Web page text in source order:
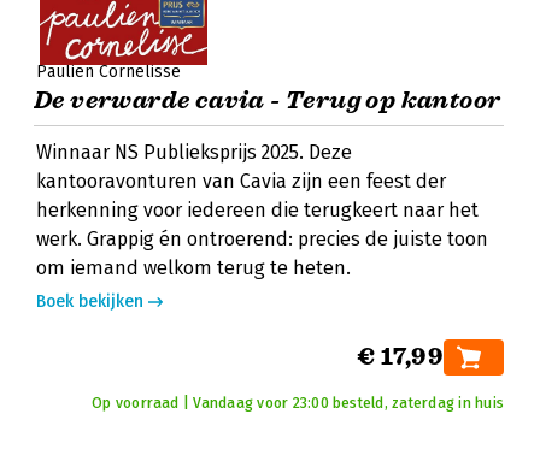
Paulien Cornelisse
De verwarde cavia - Terug op kantoor
Winnaar NS Publieksprijs 2025. Deze
kantooravonturen van Cavia zijn een feest der
herkenning voor iedereen die terugkeert naar het
werk. Grappig én ontroerend: precies de juiste toon
om iemand welkom terug te heten.
Boek bekijken
€ 17,99
Op voorraad | Vandaag voor 23:00 besteld, zaterdag in huis